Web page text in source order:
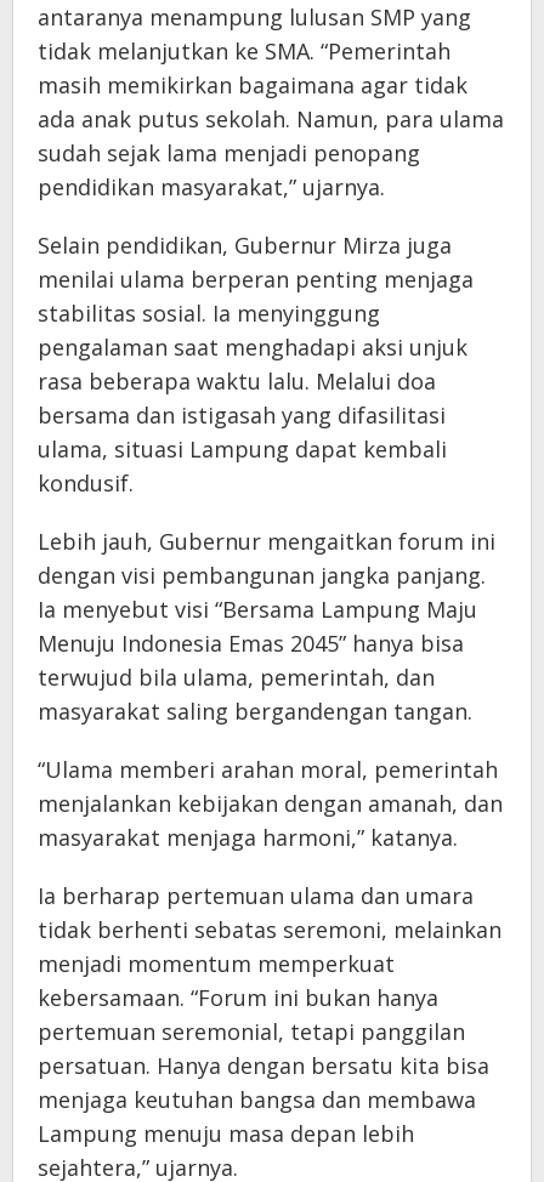
antaranya menampung lulusan SMP yang
tidak melanjutkan ke SMA. “Pemerintah
masih memikirkan bagaimana agar tidak
ada anak putus sekolah. Namun, para ulama
sudah sejak lama menjadi penopang
pendidikan masyarakat,” ujarnya.
Selain pendidikan, Gubernur Mirza juga
menilai ulama berperan penting menjaga
stabilitas sosial. Ia menyinggung
pengalaman saat menghadapi aksi unjuk
rasa beberapa waktu lalu. Melalui doa
bersama dan istigasah yang difasilitasi
ulama, situasi Lampung dapat kembali
kondusif.
Lebih jauh, Gubernur mengaitkan forum ini
dengan visi pembangunan jangka panjang.
Ia menyebut visi “Bersama Lampung Maju
Menuju Indonesia Emas 2045” hanya bisa
terwujud bila ulama, pemerintah, dan
masyarakat saling bergandengan tangan.
“Ulama memberi arahan moral, pemerintah
menjalankan kebijakan dengan amanah, dan
masyarakat menjaga harmoni,” katanya.
Ia berharap pertemuan ulama dan umara
tidak berhenti sebatas seremoni, melainkan
menjadi momentum memperkuat
kebersamaan. “Forum ini bukan hanya
pertemuan seremonial, tetapi panggilan
persatuan. Hanya dengan bersatu kita bisa
menjaga keutuhan bangsa dan membawa
Lampung menuju masa depan lebih
sejahtera,” ujarnya.